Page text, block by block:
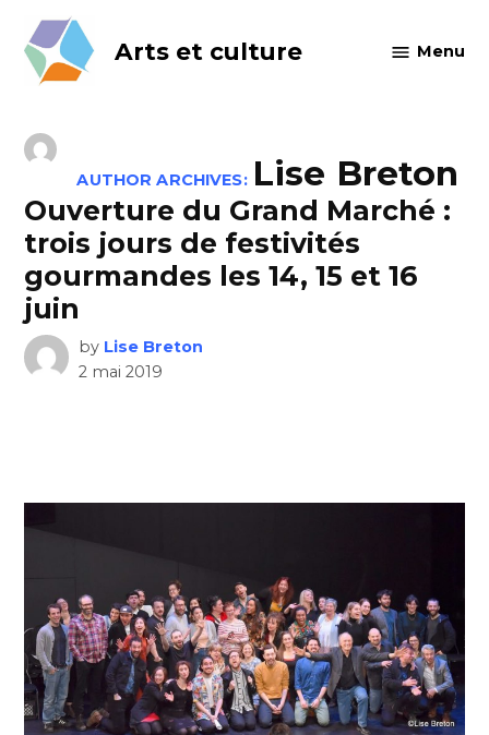
content
Arts et culture Menu
AUTHOR ARCHIVES: Lise Breton
Ouverture du Grand Marché :
trois jours de festivités
gourmandes les 14, 15 et 16
juin
by Lise Breton
2 mai 2019